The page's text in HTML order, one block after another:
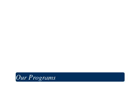
Our Programs